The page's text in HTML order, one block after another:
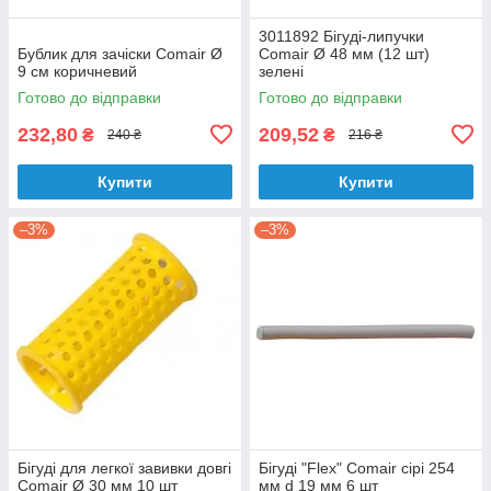
Бублик для зачіски Comair Ø
9 см коричневий
Готово до відправки
232,80 ₴ 240 ₴
Купити
3011892 Бігуді-липучки
Comair Ø 48 мм (12 шт)
зелені
Готово до відправки
209,52 ₴ 216 ₴
Купити
–3%
Бігуді для легкої завивки довгі
Comair Ø 30 мм 10 шт
–3%
Бігуді "Flex" Comair сірі 254
мм d 19 мм 6 шт